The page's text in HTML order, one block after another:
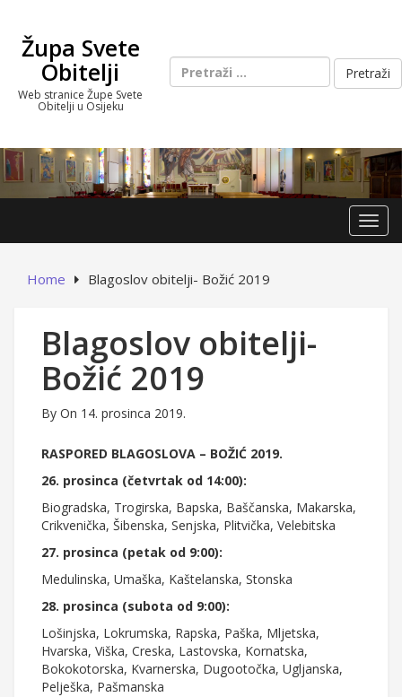
contentŽupa Svete
Obitelji
Web stranice Župe Svete
Obitelji u Osijeku
Pretraži:
Home Blagoslov obitelji- Božić 2019
Blagoslov obitelji-
Božić 2019
By On 14. prosinca 2019.
RASPORED BLAGOSLOVA – BOŽIĆ 2019.
26. prosinca (četvrtak od 14:00):
Biogradska, Trogirska, Bapska, Baščanska, Makarska,
Crikvenička, Šibenska, Senjska, Plitvička, Velebitska
27. prosinca (petak od 9:00):
Medulinska, Umaška, Kaštelanska, Stonska
28. prosinca (subota od 9:00):
Lošinjska, Lokrumska, Rapska, Paška, Mljetska,
Hvarska, Viška, Creska, Lastovska, Kornatska,
Bokokotorska, Kvarnerska, Dugootočka, Ugljanska,
Pelješka, Pašmanska